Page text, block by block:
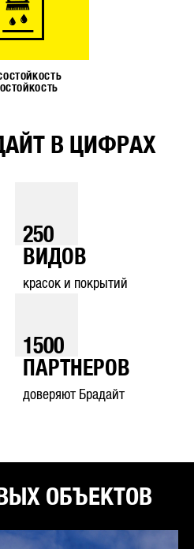
В ЦИФРАХ
250
ВИДОВ
красок и покрытий
1500
ПАРТНЕРОВ
доверяют Брадайт
ОБЪЕКТОВ